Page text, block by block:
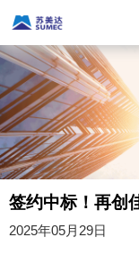
签约中标！再创
2025年05月29日